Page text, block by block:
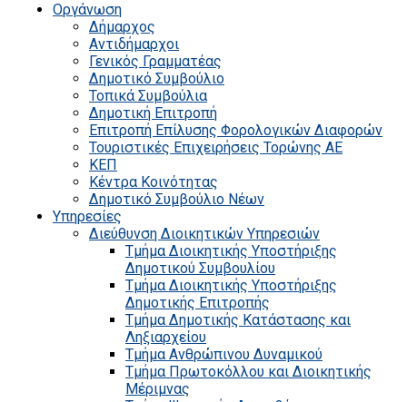
Οργάνωση
Δήμαρχος
Αντιδήμαρχοι
Γενικός Γραμματέας
Δημοτικό Συμβούλιο
Τοπικά Συμβούλια
Δημοτική Επιτροπή
Επιτροπή Επίλυσης Φορολογικών Διαφορών
Τουριστικές Επιχειρήσεις Τορώνης ΑΕ
ΚΕΠ
Κέντρα Κοινότητας
Δημοτικό Συμβούλιο Νέων
Υπηρεσίες
Διεύθυνση Διοικητικών Υπηρεσιών
Τμήμα Διοικητικής Υποστήριξης
Δημοτικού Συμβουλίου
Τμήμα Διοικητικής Υποστήριξης
Δημοτικής Επιτροπής
Τμήμα Δημοτικής Κατάστασης και
Ληξιαρχείου
Τμήμα Ανθρώπινου Δυναμικού
Τμήμα Πρωτοκόλλου και Διοικητικής
Μέριμνας